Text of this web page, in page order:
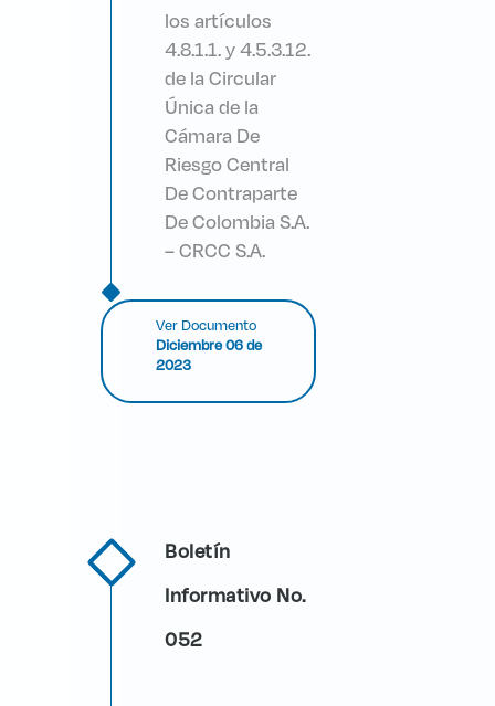
los artículos
4.8.1.1. y 4.5.3.12.
de la Circular
Única de la
Cámara De
Riesgo Central
De Contraparte
De Colombia S.A.
– CRCC S.A.
Ver Documento
Diciembre 06 de
2023
Boletín
Informativo No.
052